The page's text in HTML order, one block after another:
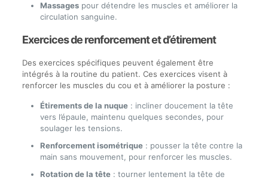
Massagespour détendre les muscles et améliorer la
circulation sanguine.
Exercices de renforcement et d’étirement
Des exercices spécifiques peuvent également être
intégrés à la routine du patient. Ces exercices visent à
renforcer les muscles du cou et à améliorer la posture :
Étirements de la nuque: incliner doucement la tête
vers l’épaule, maintenu quelques secondes, pour
soulager les tensions.
Renforcement isométrique: pousser la tête contre la
main sans mouvement, pour renforcer les muscles.
Rotation de la tête: tourner lentement la tête de